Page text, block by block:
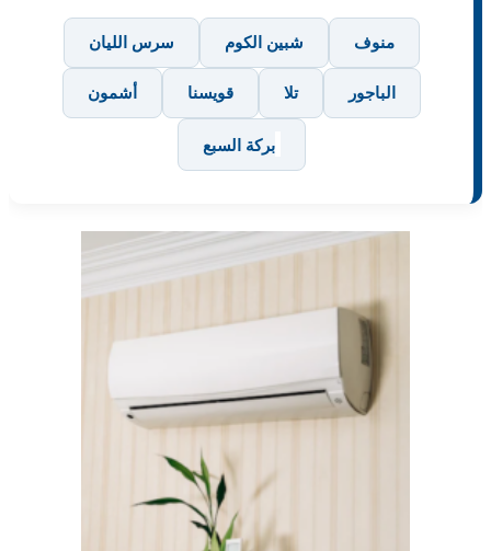
سرس الليان شبين الكوم منوف
أشمون قويسنا تلا الباجور
بركة السبع